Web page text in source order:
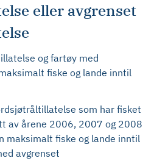
eller avgrenset
og fartøy med
fiske og lande inntil
som har fisket
av årene 2006, 2007 og 2008
maksimalt fiske og lande inntil
avgrenset